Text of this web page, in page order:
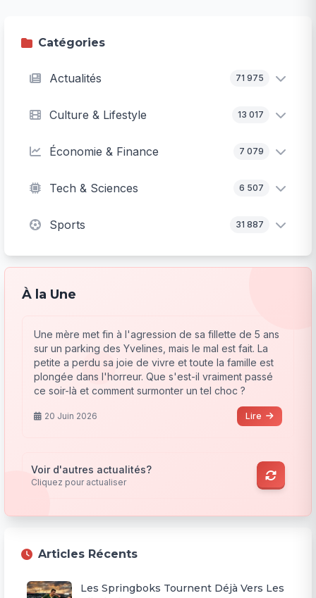
Catégories
Actualités 71 975
Culture & Lifestyle 13 017
Économie & Finance 7 079
Tech & Sciences 6 507
Sports 31 887
À la Une
Une mère met fin à l'agression de sa fillette de 5 ans
sur un parking des Yvelines, mais le mal est fait. La
petite a perdu sa joie de vivre et toute la famille est
plongée dans l'horreur. Que s'est-il vraiment passé
ce soir-là et comment surmonter un tel choc ?
20 Juin 2026 Lire
Voir d'autres actualités?
Cliquez pour actualiser
Articles Récents
Les Springboks Tournent Déjà Vers Les